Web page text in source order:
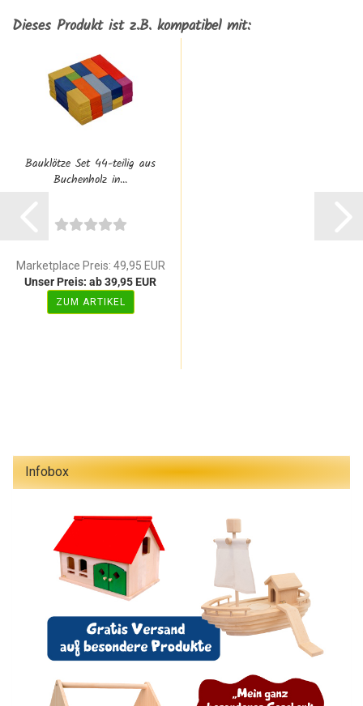
Dieses Produkt ist z.B. kompatibel mit:
Bauklötze Set 44-teilig aus
Buchenholz in...
Marketplace Preis: 49,95 EUR
Unser Preis: ab 39,95 EUR
ZUM ARTIKEL
Infobox